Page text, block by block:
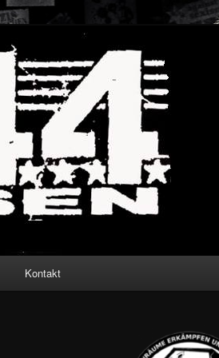
Kontakt